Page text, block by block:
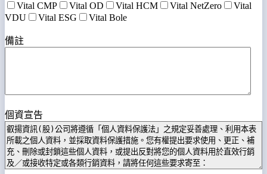
Vital CMP
Vital OD Vital HCM Vital NetZero
Vital
VDU
Vital ESG Vital Bole
備註
個資宣告